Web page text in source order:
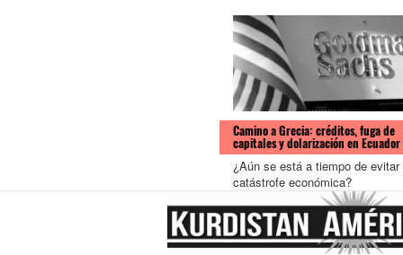
Camino a Grecia: créditos, fuga de
capitales y dolarización en Ecuador
¿Aún se está a tiempo de evitar
catástrofe económica?